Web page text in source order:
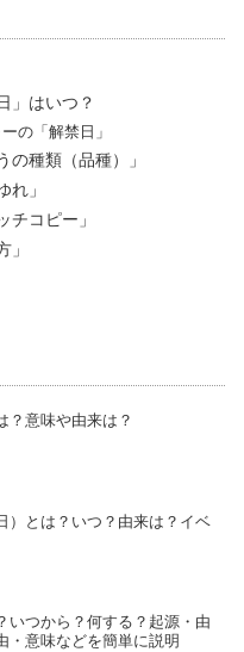
」はいつ？
の「解禁日」
の種類（品種）」
れ」
チコピー」
」
？意味や由来は？
）とは？いつ？由来は？イベ
いつから？何する？起源・由
・意味などを簡単に説明